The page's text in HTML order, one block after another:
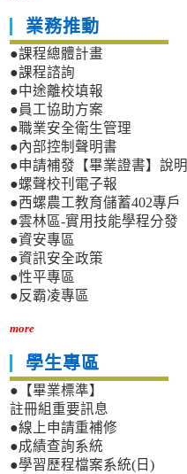
業務推動
●課程總體計畫
●課程諮詢
●中途離校填報
●員工協助方案
●職業安全衛生管理
●內部控制聲明書
●申請補發【畢業證書】說明
●螺聲校刊電子報
●西螺農工教育儲蓄402專戶
●雲林區-實用技能學程分發
●資安專區
●資訊安全政策
●性平專區
●反霸凌專區
more
學生專區
●【畢業標準】
註冊組重要訊息
●線上申請重補修
●成績查詢系統
●學習歷程檔案系統(日)